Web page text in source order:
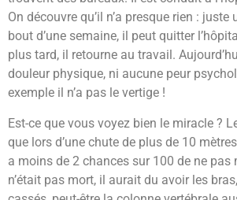
On découvre qu’il n’a presque rien : juste
bout d’une semaine, il peut quitter
plus tard, il retourne au travail.
douleur physique, ni aucune peur
exemple il n’a pas le vertige !
Est-ce que vous voyez bien le miracle ?
que lors d’une chute de plus de 10
a moins de 2 chances sur 100 de ne pas
n’était pas mort, il aurait du avoir les